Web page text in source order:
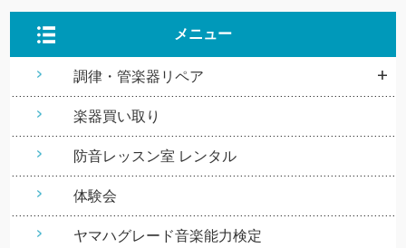
メニュー
調律・管楽器リペア
楽器買い取り
防音レッスン室 レンタル
体験会
ヤマハグレード音楽能力検定